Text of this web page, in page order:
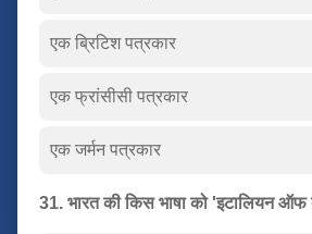
एक ब्रिटिश पत्रकार
एक फ्रांसीसी पत्रकार
एक जर्मन पत्रकार
31. भारत की किस भाषा को 'इटालियन ऑफ